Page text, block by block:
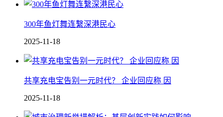
300年鱼灯舞连繫深港民心
2025-11-18
共享充电宝告别一元时代？ 企业回应称 因
2025-11-18